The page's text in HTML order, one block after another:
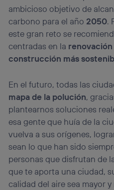
ambicioso objetivo de
carbono para el año 2050.
este gran reto se
centradas en la
construcción más
En el futuro, todas las
mapa de la polución,
plantearnos soluciones
esa gente que huía de la
vuelva a sus orígenes,
sean lo que han sido
personas que disfrutan de
que te aporta una ciudad,
calidad del aire sea mayor